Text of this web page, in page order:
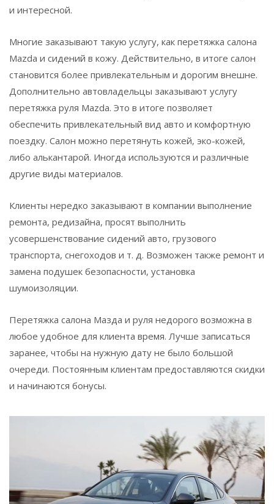
и интересной.
Многие заказывают такую услугу, как перетяжка салона
Mazda и сидений в кожу. Действительно, в итоге салон
становится более привлекательным и дорогим внешне.
Дополнительно автовладельцы заказывают услугу
перетяжка руля Mazda. Это в итоге позволяет
обеспечить привлекательный вид авто и комфортную
поездку. Салон можно перетянуть кожей, эко-кожей,
либо алькантарой. Иногда используются и различные
другие виды материалов.
Клиенты нередко заказывают в компании выполнение
ремонта, редизайна, просят выполнить
усовершенствование сидений авто, грузового
транспорта, снегоходов и т. д. Возможен также ремонт и
замена подушек безопасности, установка
шумоизоляции.
Перетяжка салона Мазда и руля недорого возможна в
любое удобное для клиента время. Лучше записаться
заранее, чтобы на нужную дату не было большой
очереди. Постоянным клиентам предоставляются скидки
и начинаются бонусы.